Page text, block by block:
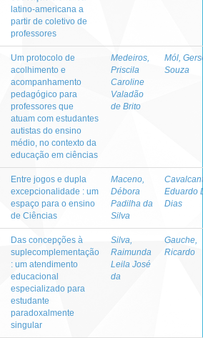
latino-americana a
partir de coletivo de
professores
Um protocolo de
acolhimento e
acompanhamento
pedagógico para
professores que
atuam com estudantes
autistas do ensino
médio, no contexto da
educação em ciências
Medeiros,
Priscila
Caroline
Valadão
de Brito
Mól,
Souza
Entre jogos e dupla
excepcionalidade : um
espaço para o ensino
de Ciências
Maceno,
Débora
Padilha da
Silva
Eduardo
Dias
Das concepções à
suplecomplementação
: um atendimento
educacional
especializado para
estudante
paradoxalmente
singular
Silva,
Raimunda
Leila José
da
Gauche,
Ricardo